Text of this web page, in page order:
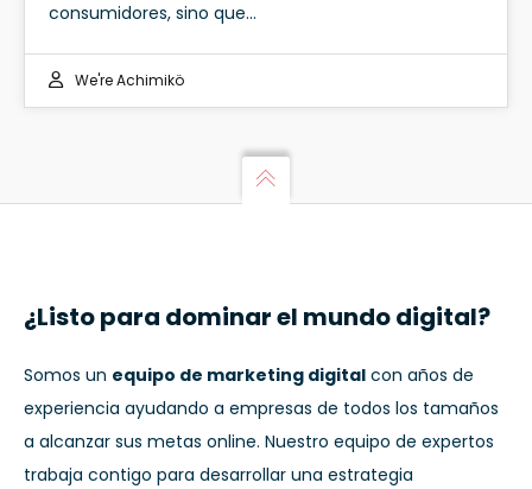
consumidores, sino que…
We're Achimikö
¿Listo para dominar el mundo digital?
Somos un equipo de marketing digital con años de
experiencia ayudando a empresas de todos los tamaños
a alcanzar sus metas online. Nuestro equipo de expertos
trabaja contigo para desarrollar una estrategia